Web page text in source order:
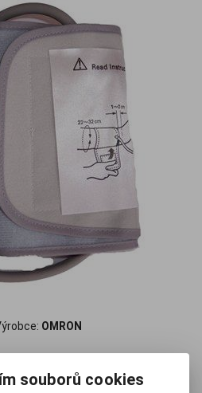
OMRON
souborů cookies